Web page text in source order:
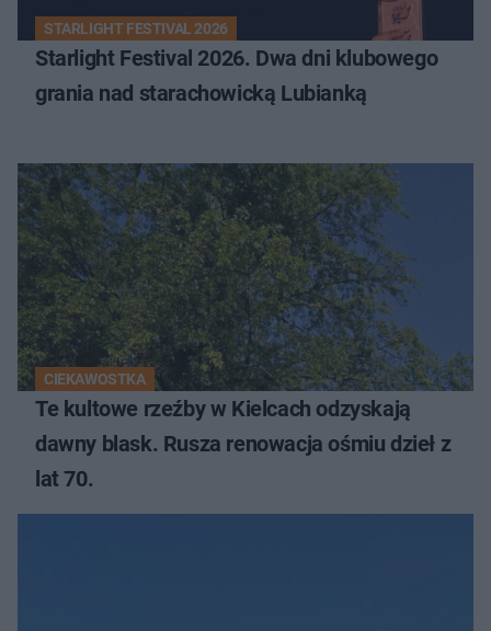
STARLIGHT FESTIVAL 2026
Starlight Festival 2026. Dwa dni klubowego
grania nad starachowicką Lubianką
CIEKAWOSTKA
Te kultowe rzeźby w Kielcach odzyskają
dawny blask. Rusza renowacja ośmiu dzieł z
lat 70.